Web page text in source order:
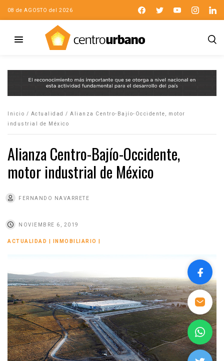
08 de AGOSTO del 2026
Inicio / Actualidad / Alianza Centro-Bajío-Occidente, motor
industrial de México
Alianza Centro-Bajío-Occidente,
motor industrial de México
FERNANDO NAVARRETE
NOVIEMBRE 6, 2019
ACTUALIDAD INMOBILIARIO